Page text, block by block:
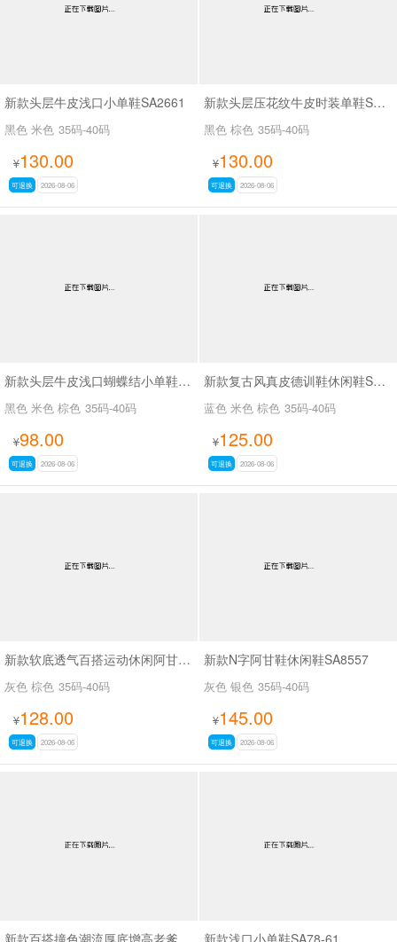
新款头层牛皮浅口小单鞋SA2661
黑色 米色 35码-40码
¥130.00
可退换 2026-08-06
新款头层压花纹牛皮时装单鞋SA2562
黑色 棕色 35码-40码
¥130.00
可退换 2026-08-06
新款头层牛皮浅口蝴蝶结小单鞋SA7801
黑色 米色 棕色 35码-40码
¥98.00
可退换 2026-08-06
新款复古风真皮德训鞋休闲鞋SA2696
蓝色 米色 棕色 35码-40码
¥125.00
可退换 2026-08-06
新款软底透气百搭运动休闲阿甘鞋SA2697
灰色 棕色 35码-40码
¥128.00
可退换 2026-08-06
新款N字阿甘鞋休闲鞋SA8557
灰色 银色 35码-40码
¥145.00
可退换 2026-08-06
新款浅口小单鞋SA78-61